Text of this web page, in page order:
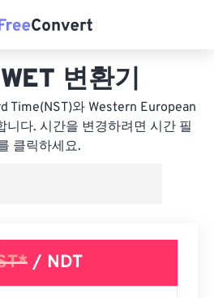
변환기
Time(NST)와 Western European
니다. 시간을 변경하려면 시간 필
클릭하세요.
/ NDT